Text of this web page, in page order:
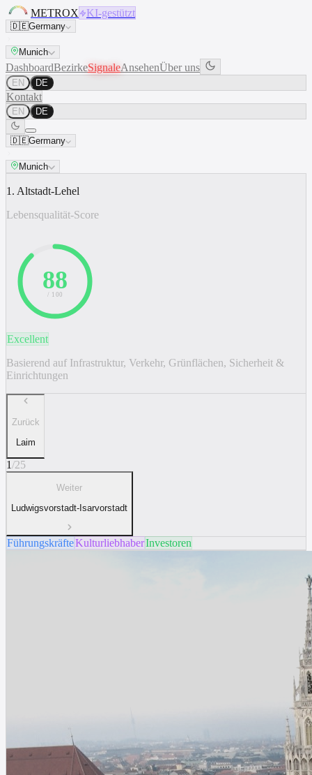
METROX KI-gestützt
🇩🇪Germany
Munich
DashboardBezirkeSignaleAnsehenÜber uns
EN DE
Kontakt
EN DE
🇩🇪Germany
Munich
1. Altstadt-Lehel
Lebensqualität-Score
88
/ 100
Excellent
Basierend auf Infrastruktur, Verkehr, Grünflächen, Sicherheit &
Einrichtungen
Zurück
Laim
1/25
Weiter
Ludwigsvorstadt-Isarvorstadt
FührungskräfteKulturliebhaberInvestoren